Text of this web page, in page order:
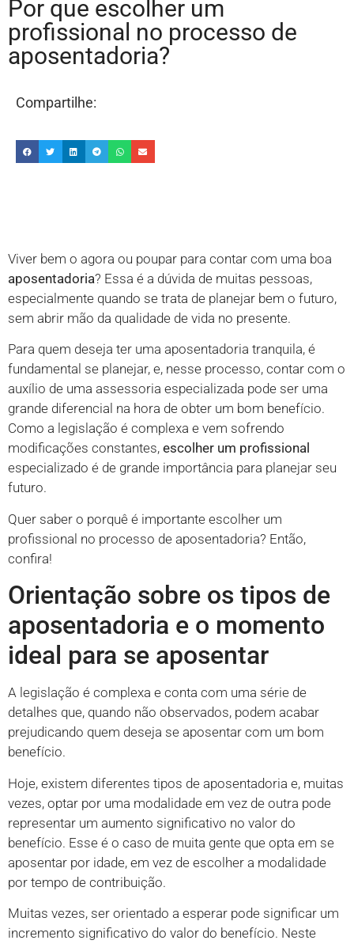
Por que escolher um
profissional no processo de
aposentadoria?
Compartilhe:
Viver bem o agora ou poupar para contar com uma boa
aposentadoria? Essa é a dúvida de muitas pessoas,
especialmente quando se trata de planejar bem o futuro,
sem abrir mão da qualidade de vida no presente.
Para quem deseja ter uma aposentadoria tranquila, é
fundamental se planejar, e, nesse processo, contar com o
auxílio de uma assessoria especializada pode ser uma
grande diferencial na hora de obter um bom benefício.
Como a legislação é complexa e vem sofrendo
modificações constantes, escolher um profissional
especializado é de grande importância para planejar seu
futuro.
Quer saber o porquê é importante escolher um
profissional no processo de aposentadoria? Então,
confira!
Orientação sobre os tipos de
aposentadoria e o momento
ideal para se aposentar
A legislação é complexa e conta com uma série de
detalhes que, quando não observados, podem acabar
prejudicando quem deseja se aposentar com um bom
benefício.
Hoje, existem diferentes tipos de aposentadoria e, muitas
vezes, optar por uma modalidade em vez de outra pode
representar um aumento significativo no valor do
benefício. Esse é o caso de muita gente que opta em se
aposentar por idade, em vez de escolher a modalidade
por tempo de contribuição.
Muitas vezes, ser orientado a esperar pode significar um
incremento significativo do valor do benefício. Neste